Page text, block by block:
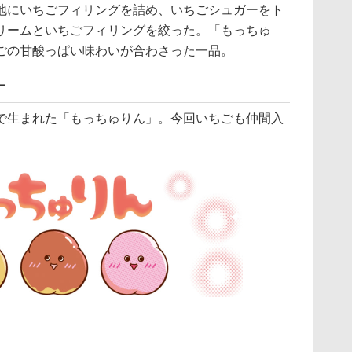
いちごフィリングを詰め、いちごシュガーをト
ムといちごフィリングを絞った。「もっちゅ
甘酸っぱい味わいが合わさった一品。
まれた「もっちゅりん」。今回いちごも仲間入